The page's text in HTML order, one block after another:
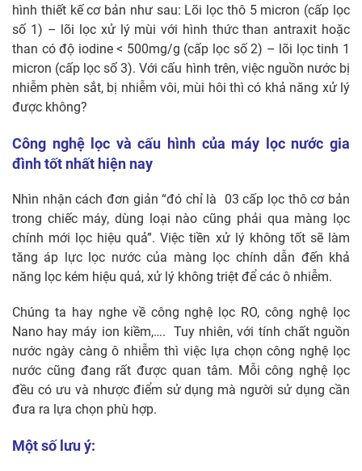
hình thiết kế cơ bản như sau: Lõi lọc thô 5 micron (cấp lọc
số 1) – lõi lọc xử lý mùi với hình thức than antraxit hoặc
than có độ iodine < 500mg/g (cấp lọc số 2) – lõi lọc tinh 1
micron (cấp lọc số 3). Với cấu hình trên, việc nguồn nước bị
nhiễm phèn sắt, bị nhiễm vôi, mùi hôi thì có khả năng xử lý
được không?
Công nghệ lọc và cấu hình của máy lọc nước gia
đình tốt nhất hiện nay
Nhìn nhận cách đơn giản “đó chỉ là 03 cấp lọc thô cơ bản
trong chiếc máy, dùng loại nào cũng phải qua màng lọc
chính mới lọc hiệu quả”. Việc tiền xử lý không tốt sẽ làm
tăng áp lực lọc nước của màng lọc chính dẫn đến khả
năng lọc kém hiệu quả, xử lý không triệt để các ô nhiễm.
Chúng ta hay nghe về công nghệ lọc RO, công nghệ lọc
Nano hay máy ion kiềm,…. Tuy nhiên, với tính chất nguồn
nước ngày càng ô nhiễm thì việc lựa chọn công nghệ lọc
nước cũng đang rất được quan tâm. Mỗi công nghệ lọc
đều có ưu và nhược điểm sử dụng mà người sử dụng cần
đưa ra lựa chọn phù hợp.
Một số lưu ý: